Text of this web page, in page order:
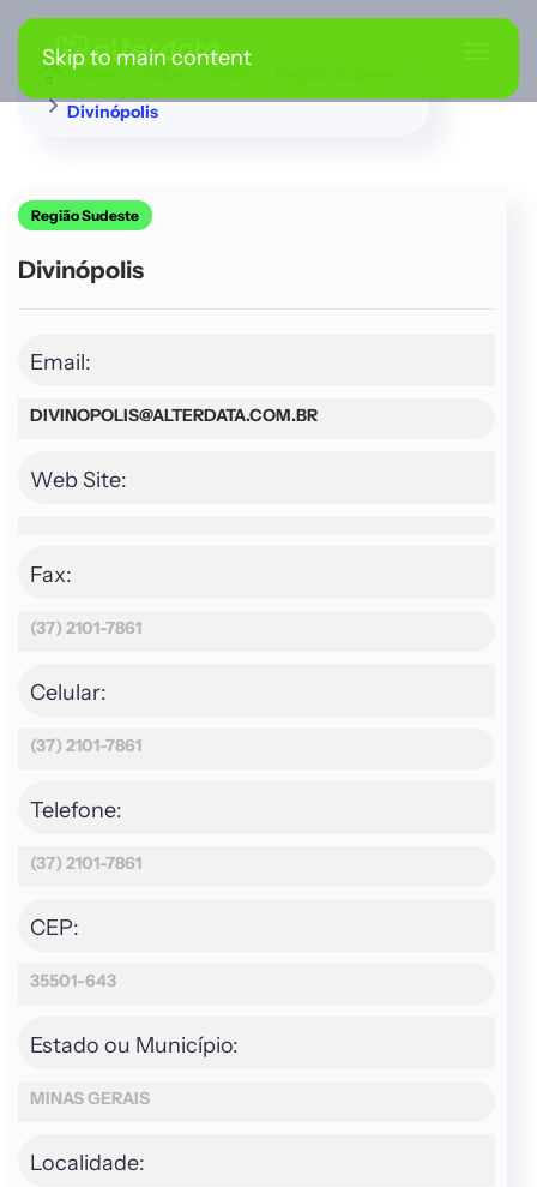
Skip to main content
Home
Divinópolis
Região Sudeste
Divinópolis
Email:
DIVINOPOLIS@ALTERDATA.COM.BR
Web Site:
Fax:
(37) 2101-7861
Celular:
(37) 2101-7861
Telefone:
(37) 2101-7861
CEP:
35501-643
Estado ou Município:
MINAS GERAIS
Localidade: